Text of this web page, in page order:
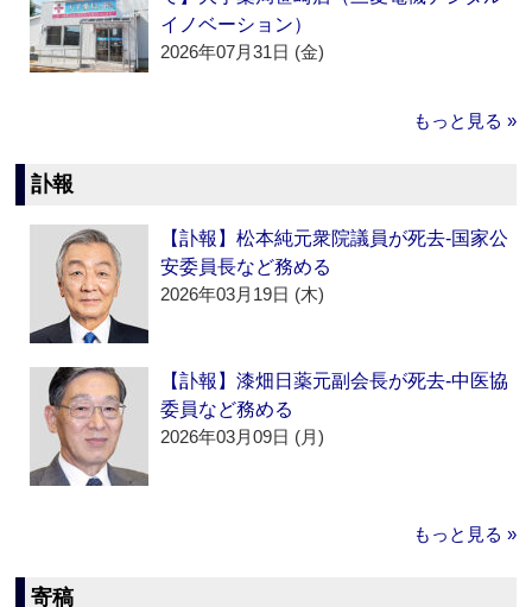
イノベーション）
2026年07月31日 (金)
もっと見る »
訃報
【訃報】松本純元衆院議員が死去‐国家公
安委員長など務める
2026年03月19日 (木)
【訃報】漆畑日薬元副会長が死去‐中医協
委員など務める
2026年03月09日 (月)
もっと見る »
寄稿